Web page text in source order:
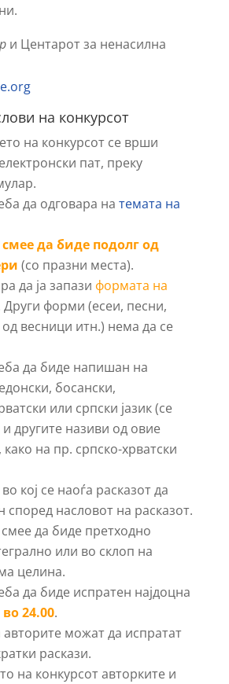
и Центарот за ненасилна
на конкурсот
на конкурсот се врши
пат, преку
да одговара на темата на
смее да биде подолг од
(со празни места).
да ја запази формата на
Други форми (есеи, песни,
весници итн.) нема да се
да биде напишан на
босански,
или српски јазик (се
другите називи од овие
како на пр. српско-хрватски
кој се наоѓа расказот да
според насловот на расказот.
да биде претходно
или во склоп на
целина.
да биде испратен најдоцна
24.00.
авторите можат да испратат
раскази.
на конкурсот авторките и